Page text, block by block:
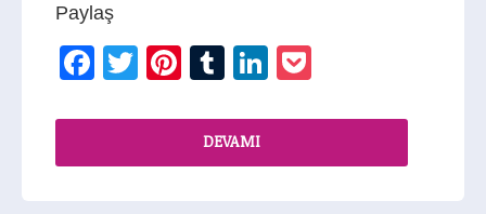
Paylaş
Facebook
TwitterPinterest
TumblrLinkedIn
DEVAMI